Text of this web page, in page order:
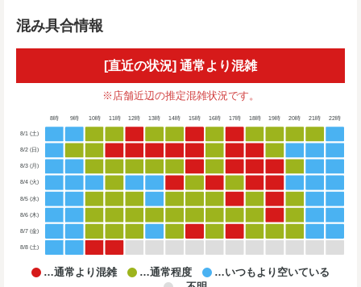
混み具合情報